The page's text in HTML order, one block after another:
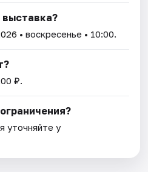
выставка?
• воскресенье • 10:00.
₽.
уточняйте у